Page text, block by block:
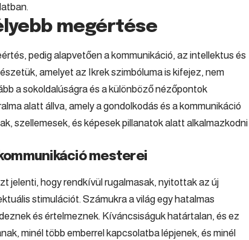
megértése
pedig alapvetően a kommunikáció, az intellektus és
amelyet az Ikrek szimbóluma is kifejez, nem
a sokoldalúságra és a különböző nézőpontok
alatt állva, amely a gondolkodás és a kommunikáció
szellemesek, és képesek pillanatok alatt alkalmazkodni
mesterei
jelenti, hogy rendkívül rugalmasak, nyitottak az új
stimulációt. Számukra a világ egy hatalmas
és értelmeznek. Kíváncsiságuk határtalan, és ez
minél több emberrel kapcsolatba lépjenek, és minél